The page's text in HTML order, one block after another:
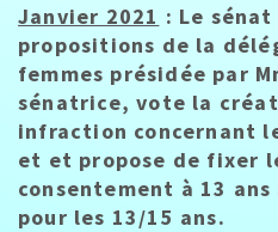
Janvier 2021 : Le
propositions de la
femmes présidée par
sénatrice, vote la
infraction concernant
et et propose de fixer
consentement à 13
pour les 13/15 ans.